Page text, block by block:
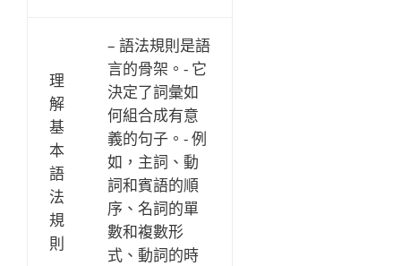
理
解
基
本
語
法
規
則
– 語法規則是語
言的骨架。- 它
決定了詞彙如
何組合成有意
義的句子。- 例
如，主詞、動
詞和賓語的順
序、名詞的單
數和複數形
式、動詞的時